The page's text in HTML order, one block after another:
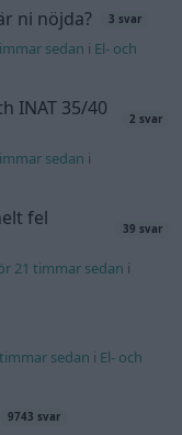
ni nöjda? 3 svar
sedan i El- och
INAT 35/40
2 svar
sedan i
fel
39 svar
21 timmar sedan i
sedan i El- och
9743 svar